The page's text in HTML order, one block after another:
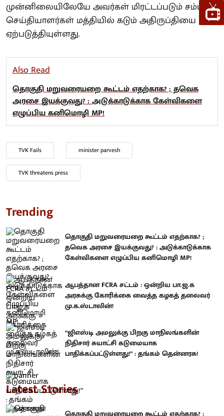
முன்னிலையிலேயே அவர்கள் மிரட்டப்படும் சம்பவம்
செய்தியாளர்கள் மத்தியில் கடும் அதிருப்தியை
ஏற்படுத்தியுள்ளது.
Also Read
தொகுதி மறுவரையறை கூட்டம் எதற்காக? ; தவெக
அரசை இயக்குவது? : அடுக்காடுக்காக கேள்விகளை
எழுப்பிய கனிமொழி MP!
TVK Fails minister parvesh
TVK threatens press
Trending
தொகுதி மறுவரையறை கூட்டம் எதற்காக? ;
தவெக அரசை இயக்குவது? : அடுக்காடுக்காக
கேள்விகளை எழுப்பிய கனிமொழி MP!
ஆபத்தான FCRA சட்டம் : ஒன்றிய பா.ஜ.க
அரசுக்கு கோரிக்கை வைத்த கழகத் தலைவர்
மு.க.ஸ்டாலின்!
“ஜிஎஸ்டி அமலுக்கு பிறகு மாநிலங்களின்
நிதிசார் சுயாட்சி கடுமையாக
பாதிக்கப்பட்டுள்ளது!” : தங்கம் தென்னரசு!
Latest Stories
தொகுதி மறுவரையறை கூட்டம் எதற்காக? ;